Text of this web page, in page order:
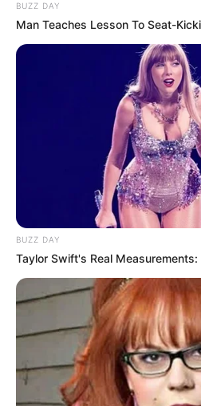
BUZZ DAY
Man Teaches Lesson To Seat-
BUZZ DAY
Taylor Swift's Real